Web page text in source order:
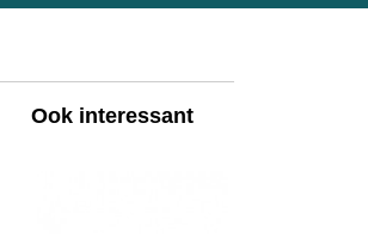
Ook interessant